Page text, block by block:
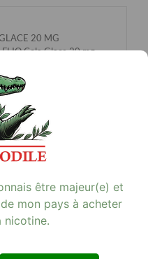
20 MG
Cola Glace 20 mg,
offrant une expérience
une autonomie de
puffs pour une
soft touch et ses 27
un confort et une
les amateurs de
et plaisir. Retrouvez
l’e-cigarette et profitez
qualitéêtre majeur(e) et
mon pays à acheter
nicotine.